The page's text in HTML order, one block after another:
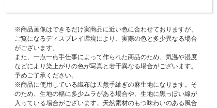
※商品画像はできるだけ実商品に近い色に合わせておりますが、
ご覧になるディスプレイ環境により、実際の色と多少異なる場合
がございます。
また、一点一点手仕事によって作られた商品のため、気温や湿度
などにより染上がりの色が写真と若干異なる場合がございます。
予めご了承ください。
※商品に使用している織布は天然手紬ぎの麻生地になります。そ
のため、生地の幅に多少ムラがある場合や、生地に黒っぽい線が
入っている場合がございます。天然素材のもつ味わいのある風合